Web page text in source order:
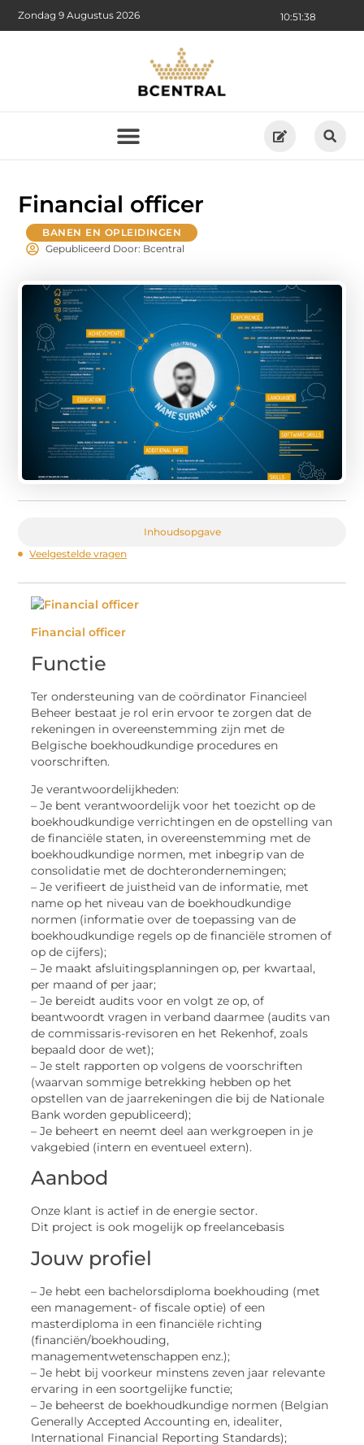
10:51:39
Zondag 9 Augustus 2026
Financial officer
BANEN EN OPLEIDINGEN
Gepubliceerd Door: Bcentral
Inhoudsopgave
Veelgestelde vragen
Financial officer
Functie
Ter ondersteuning van de coördinator Financieel
Beheer bestaat je rol erin ervoor te zorgen dat de
rekeningen in overeenstemming zijn met de
Belgische boekhoudkundige procedures en
voorschriften.
Je verantwoordelijkheden:
– Je bent verantwoordelijk voor het toezicht op de
boekhoudkundige verrichtingen en de opstelling van
de financiële staten, in overeenstemming met de
boekhoudkundige normen, met inbegrip van de
consolidatie met de dochterondernemingen;
– Je verifieert de juistheid van de informatie, met
name op het niveau van de boekhoudkundige
normen (informatie over de toepassing van de
boekhoudkundige regels op de financiële stromen of
op de cijfers);
– Je maakt afsluitingsplanningen op, per kwartaal,
per maand of per jaar;
– Je bereidt audits voor en volgt ze op, of
beantwoordt vragen in verband daarmee (audits van
de commissaris-revisoren en het Rekenhof, zoals
bepaald door de wet);
– Je stelt rapporten op volgens de voorschriften
(waarvan sommige betrekking hebben op het
opstellen van de jaarrekeningen die bij de Nationale
Bank worden gepubliceerd);
– Je beheert en neemt deel aan werkgroepen in je
vakgebied (intern en eventueel extern).
Aanbod
Onze klant is actief in de energie sector.
Dit project is ook mogelijk op freelancebasis
Jouw profiel
– Je hebt een bachelorsdiploma boekhouding (met
een management- of fiscale optie) of een
masterdiploma in een financiële richting
(financiën/boekhouding,
managementwetenschappen enz.);
– Je hebt bij voorkeur minstens zeven jaar relevante
ervaring in een soortgelijke functie;
– Je beheerst de boekhoudkundige normen (Belgian
Generally Accepted Accounting en, idealiter,
International Financial Reporting Standards);